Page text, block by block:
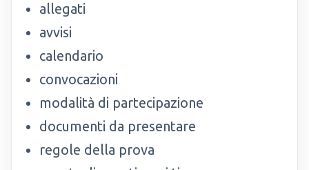
allegati
avvisi
calendario
convocazioni
modalità di partecipazione
documenti da presentare
regole della prova